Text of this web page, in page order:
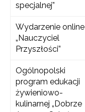
specjalnej”
Wydarzenie online
„Nauczyciel
Przyszłości”
Ogólnopolski
program edukacji
żywieniowo-
kulinarnej „Dobrze